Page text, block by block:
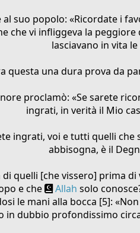
al suo popolo: «Ricordate i
che vi infliggeva la
lasciavano in vita
questa una dura prova da
proclamò: «Se sarete
ingrati, in verità il Mio
ingrati, voi e tutti quelli
abbisogna, è il
quelli [che vissero] prima di
e che
Allah solo
le mani alla bocca [5]:
in dubbio profondissimo